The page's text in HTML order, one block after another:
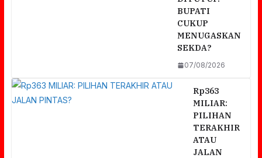
BUPATI
CUKUP
MENUGASKAN
SEKDA?
07/08/2026
Rp363
MILIAR:
PILIHAN
TERAKHIR
ATAU
JALAN